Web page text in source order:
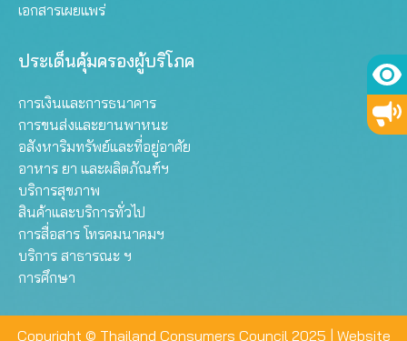
เอกสารเผยแพร่
ประเด็นคุ้มครองผู้บริโภค
การเงินและการธนาคาร
การขนส่งและยานพาหนะ
อสังหาริมทรัพย์และที่อยู่อาศัย
อาหาร ยา และผลิตภัณฑ์ฯ
บริการสุขภาพ
สินค้าและบริการทั่วไป
การสื่อสาร โทรคมนาคมฯ
บริการ สาธารณะ ฯ
การศึกษา
Copyright © Thailand Consumers Council 2025 | Website